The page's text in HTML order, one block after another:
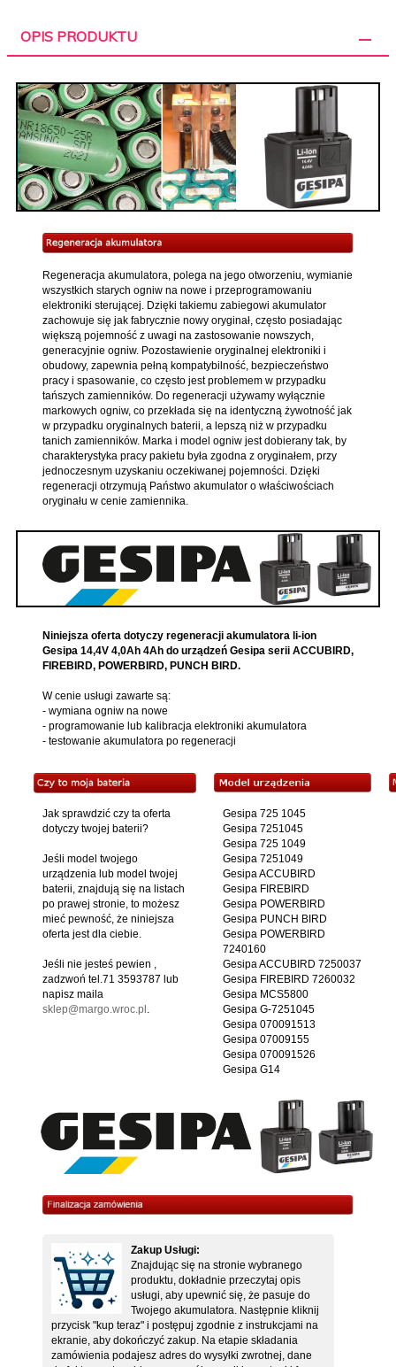
OPIS PRODUKTU
Regeneracja akumulatora, polega na jego otworzeniu, wymianie
wszystkich starych ogniw na nowe i przeprogramowaniu
elektroniki sterującej. Dzięki takiemu zabiegowi akumulator
zachowuje się jak fabrycznie nowy oryginał, często posiadając
większą pojemność z uwagi na zastosowanie nowszych,
generacyjnie ogniw. Pozostawienie oryginalnej elektroniki i
obudowy, zapewnia pełną kompatybilność, bezpieczeństwo
pracy i spasowanie, co często jest problemem w przypadku
tańszych zamienników. Do regeneracji używamy wyłącznie
markowych ogniw, co przekłada się na identyczną żywotność jak
w przypadku oryginalnych baterii, a lepszą niż w przypadku
tanich zamienników. Marka i model ogniw jest dobierany tak, by
charakterystyka pracy pakietu była zgodna z oryginałem, przy
jednoczesnym uzyskaniu oczekiwanej pojemności. Dzięki
regeneracji otrzymują Państwo akumulator o właściwościach
oryginału w cenie zamiennika.
Niniejsza oferta dotyczy regeneracji akumulatora li-ion
Gesipa 14,4V 4,0Ah 4Ah do urządzeń Gesipa serii ACCUBIRD,
FIREBIRD, POWERBIRD, PUNCH BIRD.
W cenie usługi zawarte są:
- wymiana ogniw na nowe
- programowanie lub kalibracja elektroniki akumulatora
- testowanie akumulatora po regeneracji
Jak sprawdzić czy ta oferta
dotyczy twojej baterii?
Jeśli model twojego
urządzenia lub model twojej
baterii, znajdują się na listach
po prawej stronie, to możesz
mieć pewność, że niniejsza
oferta jest dla ciebie.
Jeśli nie jesteś pewien ,
zadzwoń tel.71 3593787 lub
napisz maila
sklep@margo.wroc.pl .
Gesipa 725 1045
Gesipa 7251045
Gesipa 725 1049
Gesipa 7251049
Gesipa ACCUBIRD
Gesipa FIREBIRD
Gesipa POWERBIRD
Gesipa PUNCH BIRD
Gesipa POWERBIRD
7240160
Gesipa ACCUBIRD 7250037
Gesipa FIREBIRD 7260032
Gesipa MCS5800
Gesipa G-7251045
Gesipa 070091513
Gesipa 07009155
Gesipa 070091526
Gesipa G14
Zakup Usługi:
Znajdując się na stronie wybranego
produktu, dokładnie przeczytaj opis
usługi, aby upewnić się, że pasuje do
Twojego akumulatora. Następnie kliknij
przycisk "kup teraz" i postępuj zgodnie z instrukcjami na
ekranie, aby dokończyć zakup. Na etapie składania
zamówienia podajesz adres do wysyłki zwrotnej, dane